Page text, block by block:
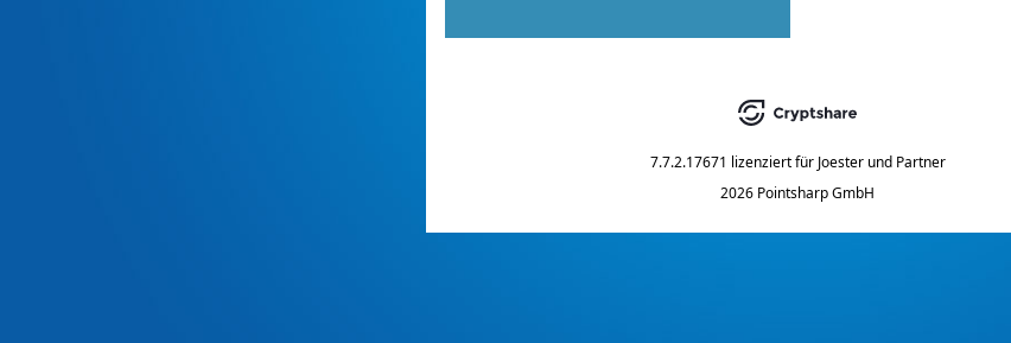
7.7.2.17671 lizenziert für Joester und Partner
2026 Pointsharp GmbH